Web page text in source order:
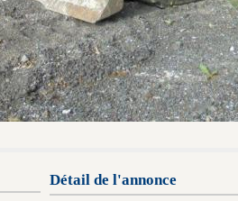
Détail de l'annonce